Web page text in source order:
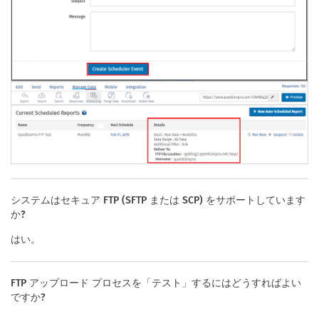
システムはセキュア FTP (SFTP または SCP) をサポートしています
か?
はい。
FTP アップロード プロセスを「テスト」するにはどうすればよい
ですか?